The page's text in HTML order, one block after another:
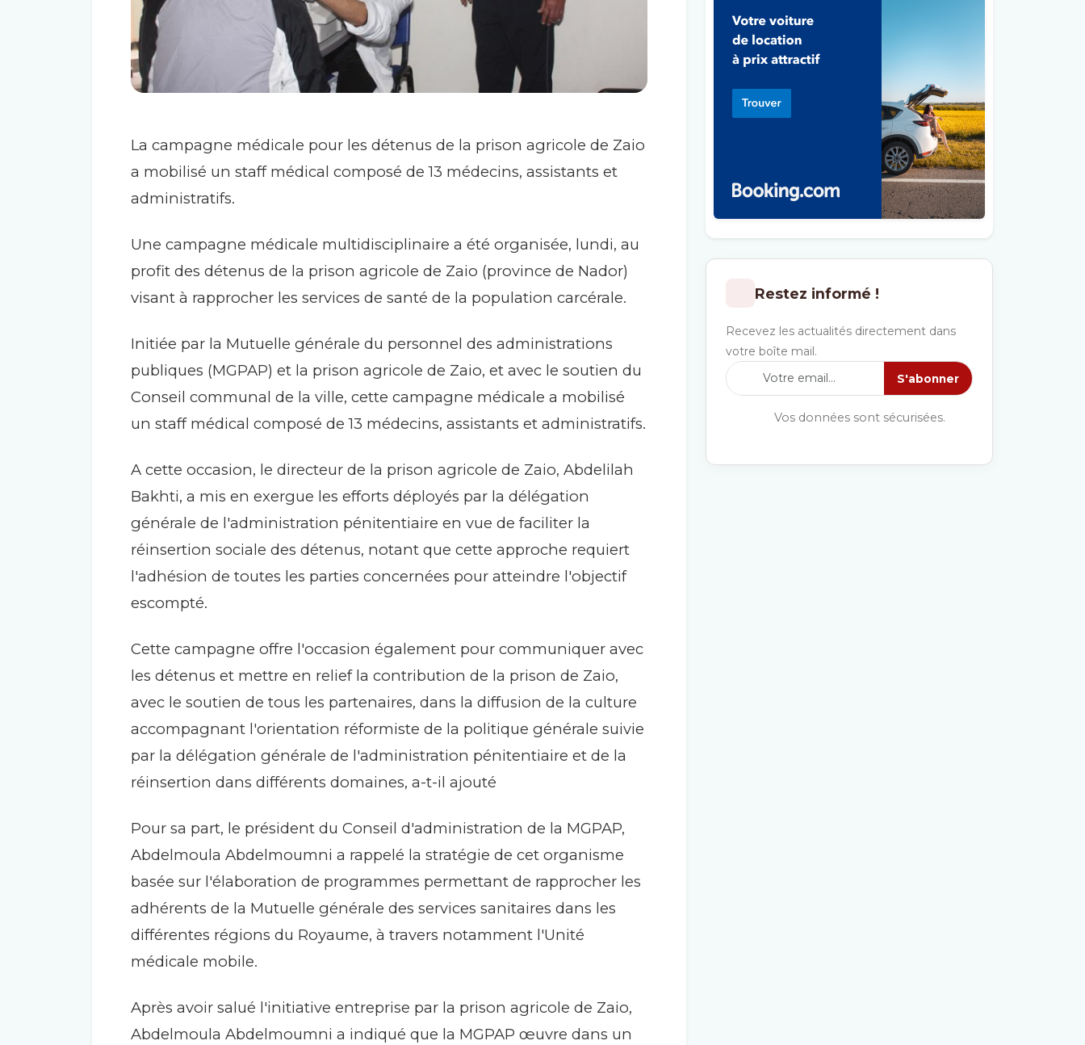
La campagne médicale pour les détenus de la prison agricole de Zaio
a mobilisé un staff médical composé de 13 médecins, assistants et
administratifs.
Une campagne médicale multidisciplinaire a été organisée, lundi, au
profit des détenus de la prison agricole de Zaio (province de Nador)
visant à rapprocher les services de santé de la population carcérale.
Initiée par la Mutuelle générale du personnel des administrations
publiques (MGPAP) et la prison agricole de Zaio, et avec le soutien du
Conseil communal de la ville, cette campagne médicale a mobilisé
un staff médical composé de 13 médecins, assistants et administratifs.
A cette occasion, le directeur de la prison agricole de Zaio, Abdelilah
Bakhti, a mis en exergue les efforts déployés par la délégation
générale de l'administration pénitentiaire en vue de faciliter la
réinsertion sociale des détenus, notant que cette approche requiert
l'adhésion de toutes les parties concernées pour atteindre l'objectif
escompté.
Cette campagne offre l'occasion également pour communiquer avec
les détenus et mettre en relief la contribution de la prison de Zaio,
avec le soutien de tous les partenaires, dans la diffusion de la culture
accompagnant l'orientation réformiste de la politique générale suivie
par la délégation générale de l'administration pénitentiaire et de la
réinsertion dans différents domaines, a-t-il ajouté
Pour sa part, le président du Conseil d'administration de la MGPAP,
Abdelmoula Abdelmoumni a rappelé la stratégie de cet organisme
basée sur l'élaboration de programmes permettant de rapprocher les
adhérents de la Mutuelle générale des services sanitaires dans les
différentes régions du Royaume, à travers notamment l'Unité
médicale mobile.
Après avoir salué l'initiative entreprise par la prison agricole de Zaio,
Abdelmoula Abdelmoumni a indiqué que la MGPAP œuvre dans un
Restez informé !
Recevez les actualités directement dans
votre boîte mail.
S'abonner
Vos données sont sécurisées.